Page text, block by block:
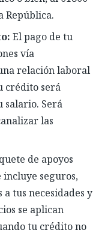
República.
El pago de tu
vía
relación laboral
crédito será
salario. Será
las
de apoyos
incluye seguros,
tus necesidades y
se aplican
tu crédito no